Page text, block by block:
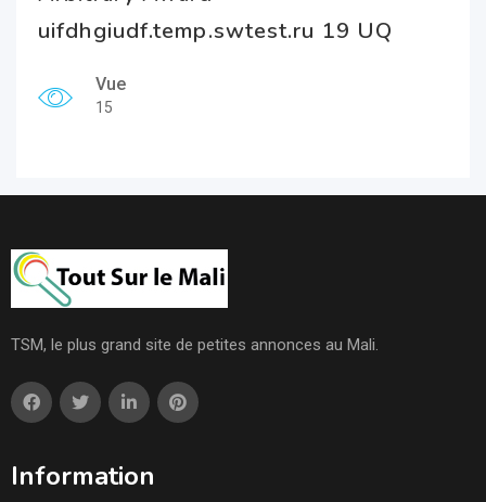
uifdhgiudf.temp.swtest.ru 19 UQ
Vue
15
TSM, le plus grand site de petites annonces au Mali.
Information